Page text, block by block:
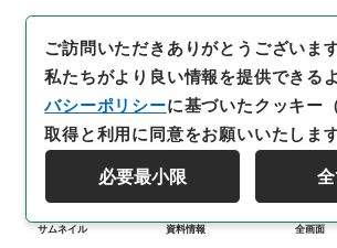
サムネイル 資料情報 全画面
ご訪問いただきありがとうございます
私たちがより良い情報を提供できるよ
バシーポリシーに基づいたクッキー
取得と利用に同意をお願いいたします
必要最小限